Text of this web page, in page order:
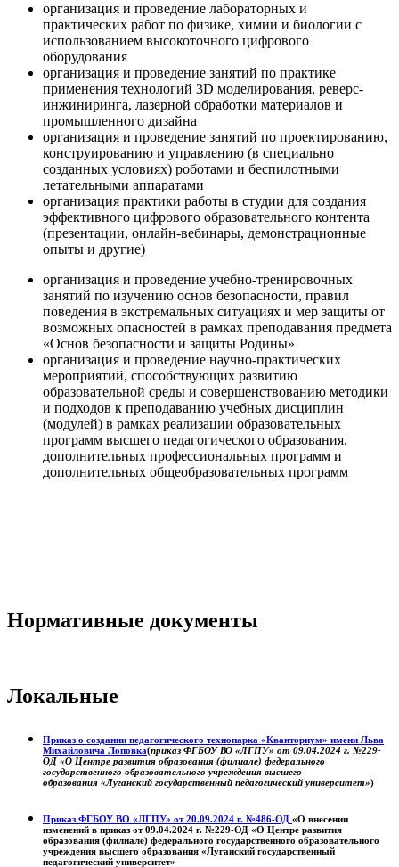
организация и проведение лабораторных и
практических работ по физике, химии и биологии с
использованием высокоточного цифрового
оборудования
организация и проведение занятий по практике
применения технологий 3D моделирования, реверс-
инжиниринга, лазерной обработки материалов и
промышленного дизайна
организация и проведение занятий по проектированию,
конструированию и управлению (в специально
созданных условиях) роботами и беспилотными
летательными аппаратами
организация практики работы в студии для создания
эффективного цифрового образовательного контента
(презентации, онлайн-вебинары, демонстрационные
опыты и другие)
организация и проведение учебно-тренировочных
занятий по изучению основ безопасности, правил
поведения в экстремальных ситуациях и мер защиты от
возможных опасностей в рамках преподавания предмета
«Основ безопасности и защиты Родины»
организация и проведение научно-практических
мероприятий, способствующих развитию
образовательной среды и совершенствованию методики
и подходов к преподаванию учебных дисциплин
(модулей) в рамках реализации образовательных
программ высшего педагогического образования,
дополнительных профессиональных программ и
дополнительных общеобразовательных программ
Нормативные документы
Локальные
Приказ о создании педагогического технопарка «Кванториум» имени Льва
Михайловича Лоповка(приказ ФГБОУ ВО «ЛГПУ» от 09.04.2024 г. №229-
ОД «О Центре развития образования (филиале) федерального
государственного образовательного учреждения высшего
образования «Луганский государственный педагогический университет»)
Приказ ФГБОУ ВО «ЛГПУ» от 20.09.2024 г. №486-ОД «О внесении
изменений в приказ от 09.04.2024 г. №229-ОД «О Центре развития
образования (филиале) федерального государственного образовательного
учреждения высшего образования «Луганский государственный
педагогический университет»